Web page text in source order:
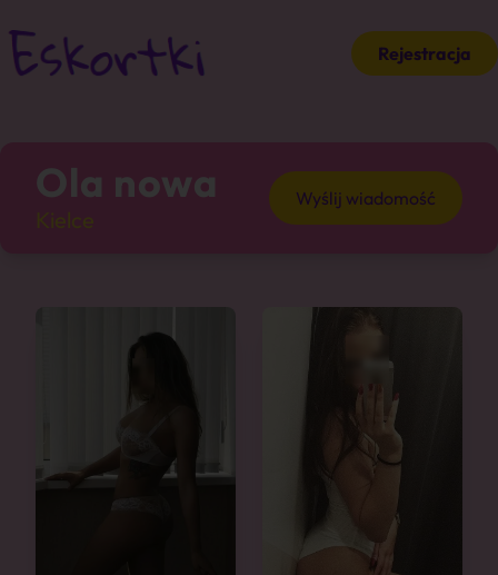
Rejestracja
Ola nowa Wyślij wiadomość